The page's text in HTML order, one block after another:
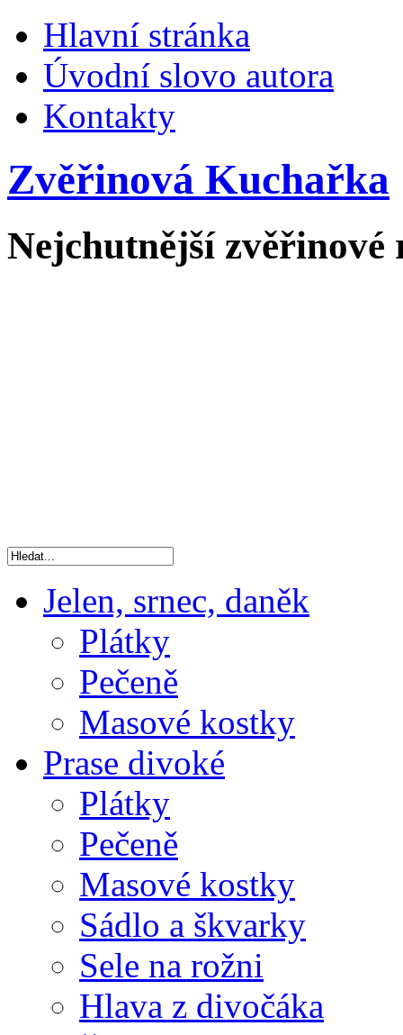
Hlavní stránka
Úvodní slovo autora
Kontakty
Zvěřinová Kuchařka
Nejchutnější zvěřinové
Jelen, srnec, daněk
Plátky
Pečeně
Masové kostky
Prase divoké
Plátky
Pečeně
Masové kostky
Sádlo a škvarky
Sele na rožni
Hlava z divočáka